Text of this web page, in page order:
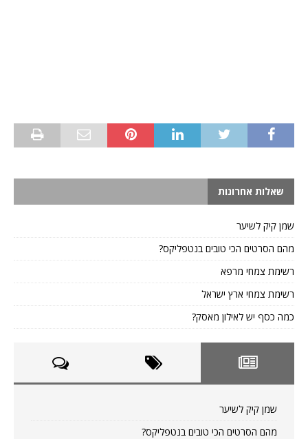
שאלות אחרונות
שמן קיק לשיער
מהם הסרטים הכי טובים בנטפליקס?
רשימת צמחי מרפא
רשימת צמחי ארץ ישראל
כמה כסף יש לאילון מאסק?
שמן קיק לשיער
מהם הסרטים הכי טובים בנטפליקס?